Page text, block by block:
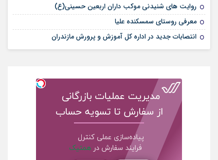
روایت های شنیدنی موکب داران اربعین حسینی(ع)
معرفی روستای سمسکنده علیا
انتصابات جدید در اداره کل آموزش و پرورش مازندران